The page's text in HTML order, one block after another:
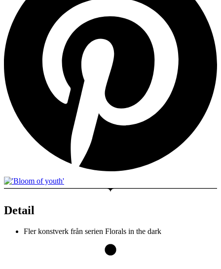
Detail
Fler konstverk från serien Florals in the dark